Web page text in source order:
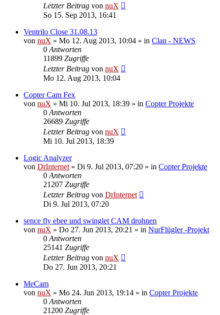
Letzter Beitrag von nuX
So 15. Sep 2013, 16:41
Ventrilo Close 31.08.13
von nuX » Mo 12. Aug 2013, 10:04 » in Clan - NEWS
0 Antworten
11899 Zugriffe
Letzter Beitrag von nuX
Mo 12. Aug 2013, 10:04
Copter Cam Fex
von nuX » Mi 10. Jul 2013, 18:39 » in Copter Projekte
0 Antworten
26689 Zugriffe
Letzter Beitrag von nuX
Mi 10. Jul 2013, 18:39
Logic Analyzer
von DrInternet » Di 9. Jul 2013, 07:20 » in Copter Projekte
0 Antworten
21207 Zugriffe
Letzter Beitrag von DrInternet
Di 9. Jul 2013, 07:20
sence fly ebee und swinglet CAM drohnen
von nuX » Do 27. Jun 2013, 20:21 » in NurFlügler -Projekt
0 Antworten
25141 Zugriffe
Letzter Beitrag von nuX
Do 27. Jun 2013, 20:21
MeCam
von nuX » Mo 24. Jun 2013, 19:14 » in Copter Projekte
0 Antworten
21200 Zugriffe